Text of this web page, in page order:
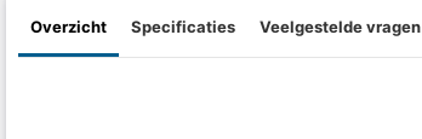
Overzicht Specificaties Veelgestelde vragen